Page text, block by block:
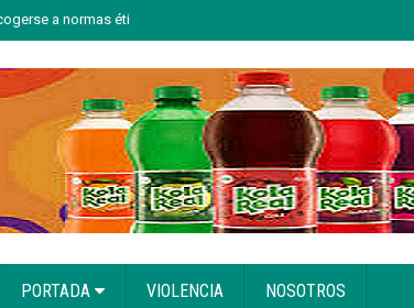
a normas éticas y ser garante de los derechos de las
PORTADA VIOLENCIA NOSOTROS